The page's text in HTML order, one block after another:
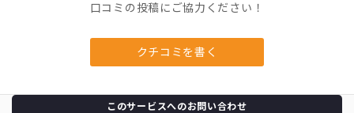
口コミの投稿にご協力ください！
クチコミを書く
このサービスへのお問い合わせ